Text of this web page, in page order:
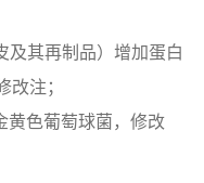
及其再制品）增加蛋白
注；
黄色葡萄球菌，修改